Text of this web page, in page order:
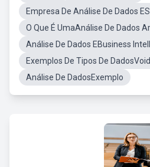
Empresa De Análise De Dados
O Que É UmaAnálise De Dados
Análise De Dados EBusiness
Exemplos De Tipos De DadosVoid
Análise De DadosExemplo